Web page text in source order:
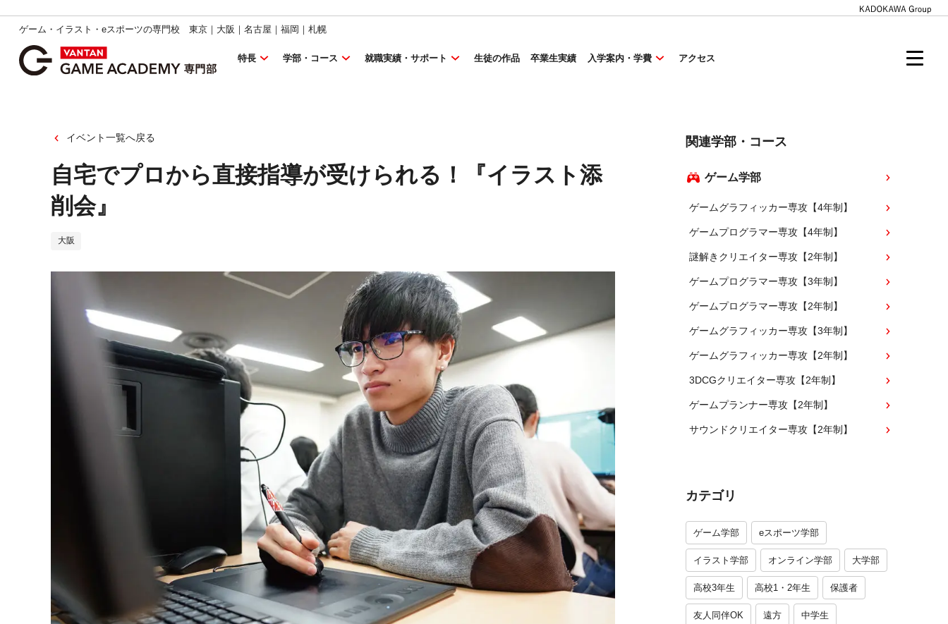
ゲーム・イラスト・eスポーツの専門校 東京｜大阪｜名古屋｜福岡｜札幌
特長 学部・コース 就職実績・サポート 生徒の作品 卒業生実績 入学案内・学費 アクセス
イベント一覧へ戻る
自宅でプロから直接指導が受けられる！『イラスト添
削会』
大阪
関連学部・コース
ゲーム学部
ゲームグラフィッカー専攻【4年制】
ゲームプログラマー専攻【4年制】
謎解きクリエイター専攻【2年制】
ゲームプログラマー専攻【3年制】
ゲームプログラマー専攻【2年制】
ゲームグラフィッカー専攻【3年制】
ゲームグラフィッカー専攻【2年制】
3DCGクリエイター専攻【2年制】
ゲームプランナー専攻【2年制】
サウンドクリエイター専攻【2年制】
カテゴリ
ゲーム学部 eスポーツ学部
イラスト学部 オンライン学部 大学部
高校3年生 高校1・2年生 保護者
友人同伴OK 遠方 中学生